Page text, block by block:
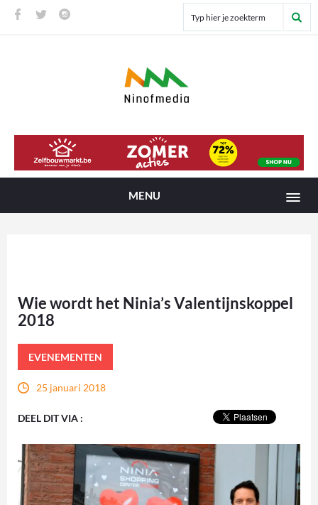
MENU
Wie wordt het Ninia’s Valentijnskoppel
2018
EVENEMENTEN
25 januari 2018
DEEL DIT VIA :